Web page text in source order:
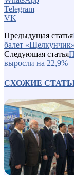
Telegram
VK
Предыдущая статья
балет «Щелкунчик»
Следующая статья
выросли на 22,9%
СХОЖИЕ